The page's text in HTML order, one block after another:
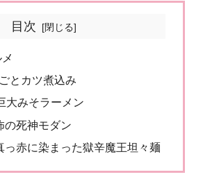
目次
とカツ煮込み
大みそラーメン
の死神モダン
っ赤に染まった獄辛魔王坦々麺